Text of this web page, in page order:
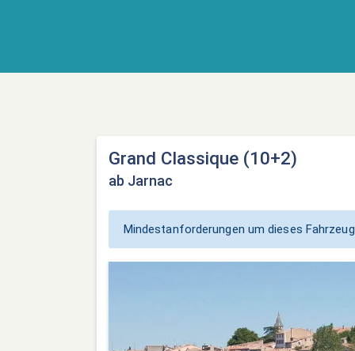
Grand Classique (10+2)
ab Jarnac
Mindestanforderungen um dieses